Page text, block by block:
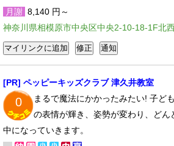
月謝 8,140 円～
神奈川県相模原市中央区中央2-10-18-1F北
[PR] ペッピーキッズクラブ 津久井教室
0
まるで魔法にかかったみたい! 子ど
の表情が輝き、姿勢が変わり、どん
中になっていきます。